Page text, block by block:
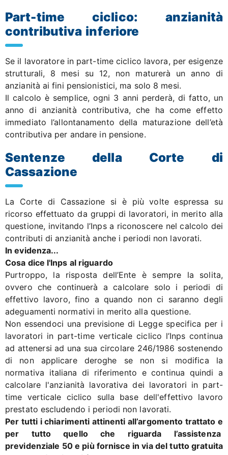
Part-time ciclico: anzianità
contributiva inferiore
Se il lavoratore in part-time ciclico lavora, per esigenze
strutturali, 8 mesi su 12, non maturerà un anno di
anzianità ai fini pensionistici, ma solo 8 mesi.
Il calcolo è semplice, ogni 3 anni perderà, di fatto, un
anno di anzianità contributiva, che ha come effetto
immediato l’allontanamento della maturazione dell’età
contributiva per andare in pensione.
Sentenze della Corte di
Cassazione
La Corte di Cassazione si è più volte espressa su
ricorso effettuato da gruppi di lavoratori, in merito alla
questione, invitando l’Inps a riconoscere nel calcolo dei
contributi di anzianità anche i periodi non lavorati.
In evidenza...
Cosa dice l'Inps al riguardo
Purtroppo, la risposta dell’Ente è sempre la solita,
ovvero che continuerà a calcolare solo i periodi di
effettivo lavoro, fino a quando non ci saranno degli
adeguamenti normativi in merito alla questione.
Non essendoci una previsione di Legge specifica per i
lavoratori in part-time verticale ciclico l’Inps continua
ad attenersi ad una sua circolare 246/1986 sostenendo
di non applicare deroghe se non si modifica la
normativa italiana di riferimento e continua quindi a
calcolare l'anzianità lavorativa dei lavoratori in part-
time verticale ciclico sulla base dell'effettivo lavoro
prestato escludendo i periodi non lavorati.
Per tutti i chiarimenti attinenti all’argomento trattato e
per tutto quello che riguarda l’assistenza
previdenziale 50 e più fornisce in via del tutto gratuita